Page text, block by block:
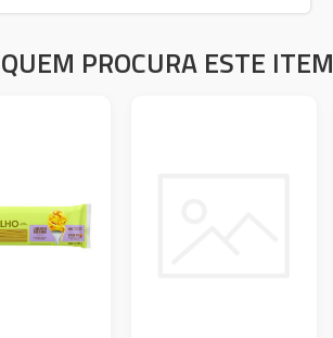
PROCURA ESTE ITEM